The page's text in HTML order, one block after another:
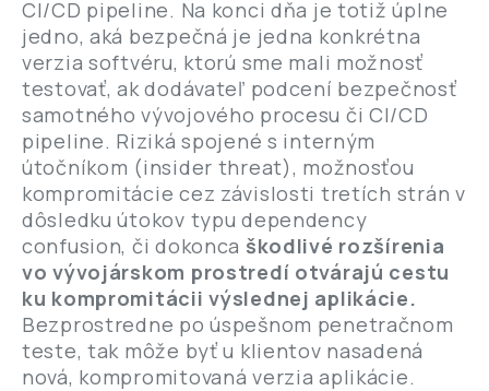
CI/CD pipeline. Na konci dňa je totiž úplne
jedno, aká bezpečná je jedna konkrétna
verzia softvéru, ktorú sme mali možnosť
testovať, ak dodávateľ podcení bezpečnosť
samotného vývojového procesu či CI/CD
pipeline. Riziká spojené s interným
útočníkom (insider threat), možnosťou
kompromitácie cez závislosti tretích strán v
dôsledku útokov typu dependency
confusion, či dokonca škodlivé rozšírenia
vo vývojárskom prostredí otvárajú cestu
ku kompromitácii výslednej aplikácie.
Bezprostredne po úspešnom penetračnom
teste, tak môže byť u klientov nasadená
nová, kompromitovaná verzia aplikácie.